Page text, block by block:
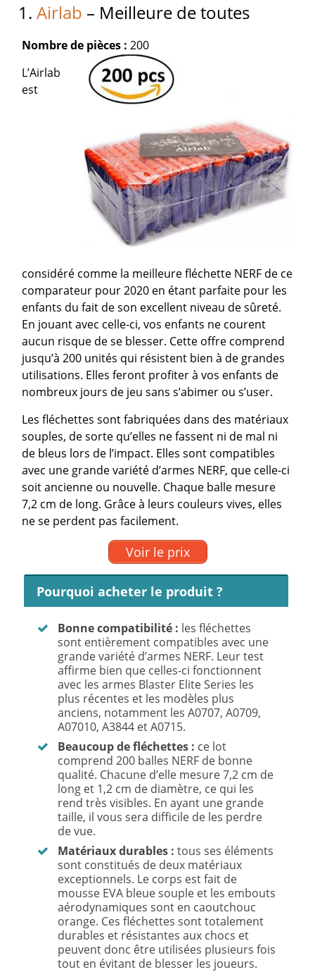
1.Airlab – Meilleure de toutes
Nombre de pièces : 200
L’Airlab
est
considéré comme la meilleure fléchette NERF de ce
comparateur pour 2020 en étant parfaite pour les
enfants du fait de son excellent niveau de sûreté.
En jouant avec celle-ci, vos enfants ne courent
aucun risque de se blesser. Cette offre comprend
jusqu’à 200 unités qui résistent bien à de grandes
utilisations. Elles feront profiter à vos enfants de
nombreux jours de jeu sans s’abimer ou s’user.
Les fléchettes sont fabriquées dans des matériaux
souples, de sorte qu’elles ne fassent ni de mal ni
de bleus lors de l’impact. Elles sont compatibles
avec une grande variété d’armes NERF, que celle-ci
soit ancienne ou nouvelle. Chaque balle mesure
7,2 cm de long. Grâce à leurs couleurs vives, elles
ne se perdent pas facilement.
Voir le prix
Pourquoi acheter le produit ?
Bonne compatibilité : les fléchettes
sont entièrement compatibles avec une
grande variété d’armes NERF. Leur test
affirme bien que celles-ci fonctionnent
avec les armes Blaster Elite Series les
plus récentes et les modèles plus
anciens, notamment les A0707, A0709,
A07010, A3844 et A0715.
Beaucoup de fléchettes : ce lot
comprend 200 balles NERF de bonne
qualité. Chacune d’elle mesure 7,2 cm de
long et 1,2 cm de diamètre, ce qui les
rend très visibles. En ayant une grande
taille, il vous sera difficile de les perdre
de vue.
Matériaux durables : tous ses éléments
sont constitués de deux matériaux
exceptionnels. Le corps est fait de
mousse EVA bleue souple et les embouts
aérodynamiques sont en caoutchouc
orange. Ces fléchettes sont totalement
durables et résistantes aux chocs et
peuvent donc être utilisées plusieurs fois
tout en évitant de blesser les joueurs.